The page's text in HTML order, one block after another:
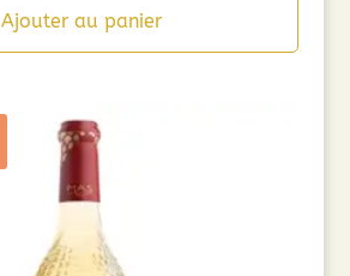
Ajouter au panier